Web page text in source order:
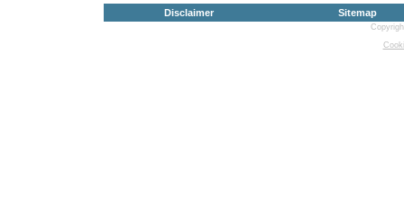
Disclaimer Sitemap